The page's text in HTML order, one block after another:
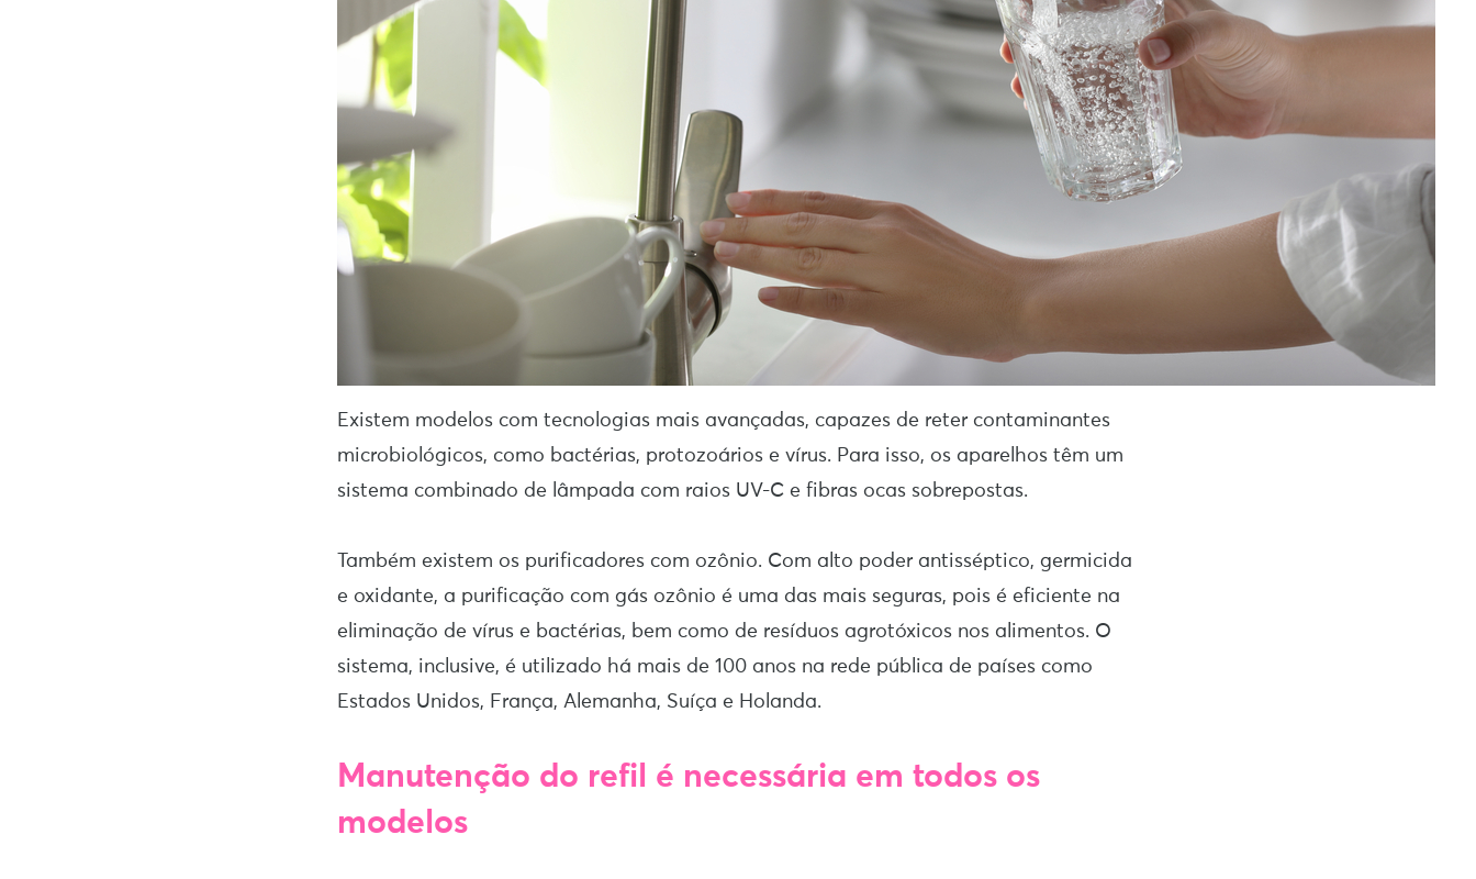
Existem modelos com tecnologias mais avançadas, capazes de reter contaminantes
microbiológicos, como bactérias, protozoários e vírus. Para isso, os aparelhos têm um
sistema combinado de lâmpada com raios UV-C e fibras ocas sobrepostas.
Também existem os purificadores com ozônio. Com alto poder antisséptico, germicida
e oxidante, a purificação com gás ozônio é uma das mais seguras, pois é eficiente na
eliminação de vírus e bactérias, bem como de resíduos agrotóxicos nos alimentos. O
sistema, inclusive, é utilizado há mais de 100 anos na rede pública de países como
Estados Unidos, França, Alemanha, Suíça e Holanda.
Manutenção do refil é necessária em todos os
modelos